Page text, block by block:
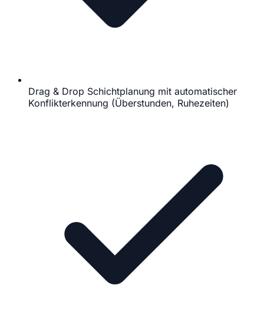
Drag & Drop Schichtplanung mit automatischer
Konflikterkennung (Überstunden, Ruhezeiten)